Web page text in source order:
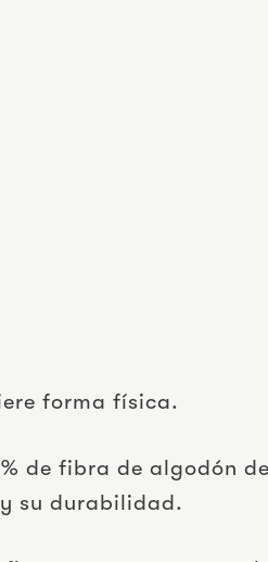
forma física.
de fibra de algodón
su durabilidad.